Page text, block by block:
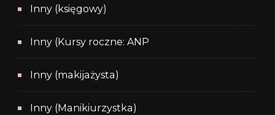
Inny (księgowy)
Inny (Kursy roczne: ANP
Inny (makijażysta)
Inny (Manikiurzystka)